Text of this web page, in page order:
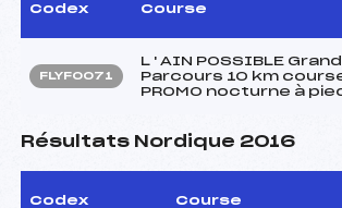
Codex Course
FLYF0071
L ' AIN POSSIBLE Grand
Parcours 10 km
PROMO nocturne à
Résultats Nordique 2016
Codex Course